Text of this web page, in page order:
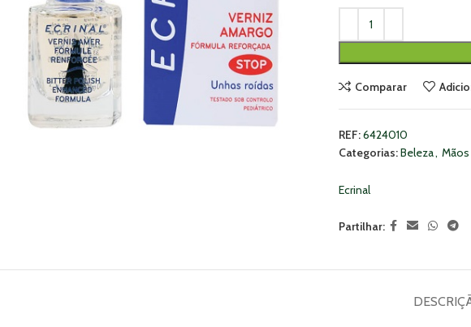
Comparar
REF:6424010
Categorias:Beleza,
Ecrinal
Partilhar: